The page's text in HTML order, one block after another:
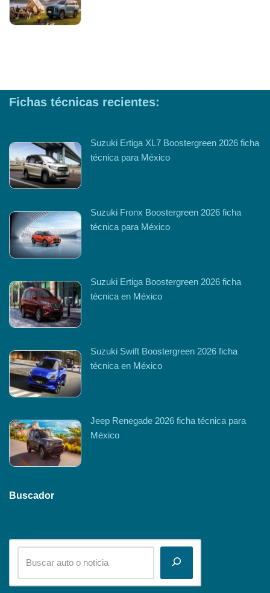
Fichas técnicas recientes:
Suzuki Ertiga XL7 Boostergreen 2026 ficha
técnica para México
Suzuki Fronx Boostergreen 2026 ficha
técnica para México
Suzuki Ertiga Boostergreen 2026 ficha
técnica en México
Suzuki Swift Boostergreen 2026 ficha
técnica en México
Jeep Renegade 2026 ficha técnica para
México
Buscador